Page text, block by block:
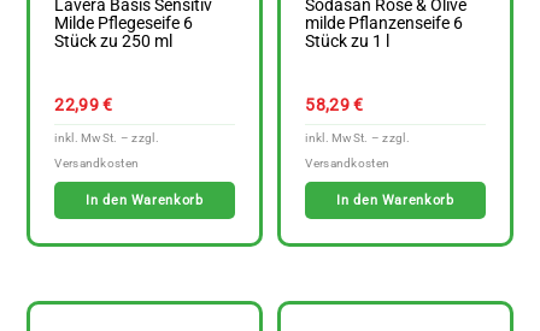
Lavera Basis Sensitiv
Milde Pflegeseife 6
Stück zu 250 ml
22,99€
In den Warenkorb
Sodasan Rose & Olive
milde Pflanzenseife 6
Stück zu 1 l
58,29€
In den Warenkorb